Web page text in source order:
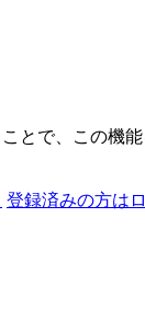
とで、この機
登録済みの方は